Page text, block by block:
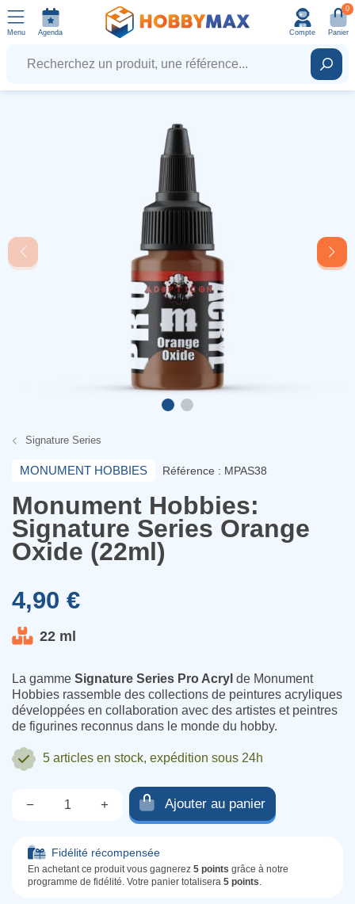
Menu Agenda Compte
0
Panier
Recherchez un produit, une référence...
Signature Series
MONUMENT HOBBIES Référence : MPAS38
Monument Hobbies:
Signature Series Orange
Oxide (22ml)
4,90 €
22 ml
La gamme Signature Series Pro Acryl de Monument
Hobbies rassemble des collections de peintures acryliques
développées en collaboration avec des artistes et peintres
de figurines reconnus dans le monde du hobby.
5 articles en stock, expédition sous 24h
− + Ajouter au panier
Fidélité récompensée
En achetant ce produit vous gagnerez 5 points grâce à notre
programme de fidélité. Votre panier totalisera 5 points.